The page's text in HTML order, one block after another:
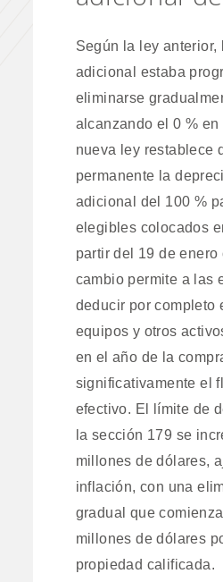
Según la ley anterior,
adicional estaba
eliminarse
alcanzando el 0 % en
nueva ley restablece
permanente la
adicional del 100 %
elegibles colocados
partir del 19 de enero
cambio permite a las
deducir por completo
equipos y otros
en el año de la
significativamente el
efectivo. El límite de
la sección 179 se
millones de dólares,
inflación, con una
gradual que
millones de dólares
propiedad calificada.